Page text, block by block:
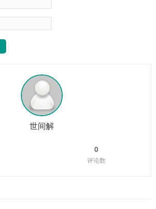
世间解
0
评论数